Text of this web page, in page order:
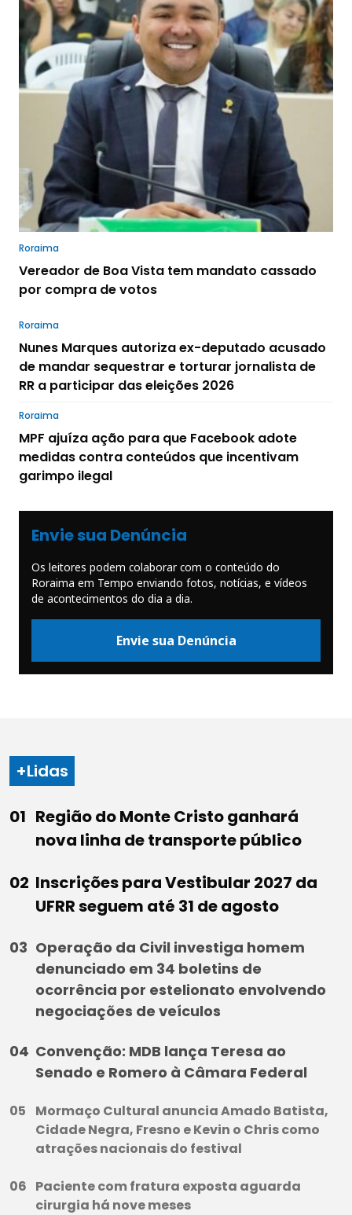
Roraima
Vereador de Boa Vista tem mandato cassado
por compra de votos
Roraima
Nunes Marques autoriza ex-deputado acusado
de mandar sequestrar e torturar jornalista de
RR a participar das eleições 2026
Roraima
MPF ajuíza ação para que Facebook adote
medidas contra conteúdos que incentivam
garimpo ilegal
Envie sua Denúncia
Os leitores podem colaborar com o conteúdo do
Roraima em Tempo enviando fotos, notícias, e vídeos
de acontecimentos do dia a dia.
Envie sua Denúncia
+Lidas
Região do Monte Cristo ganhará
nova linha de transporte público
Inscrições para Vestibular 2027 da
UFRR seguem até 31 de agosto
Operação da Civil investiga homem
denunciado em 34 boletins de
ocorrência por estelionato envolvendo
negociações de veículos
Convenção: MDB lança Teresa ao
Senado e Romero à Câmara Federal
Mormaço Cultural anuncia Amado Batista,
Cidade Negra, Fresno e Kevin o Chris como
atrações nacionais do festival
Paciente com fratura exposta aguarda
cirurgia há nove meses